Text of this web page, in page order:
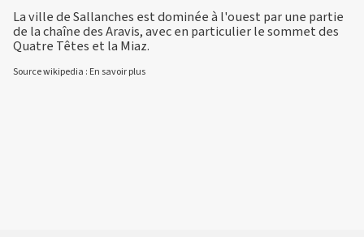
La ville de Sallanches est dominée à l'ouest par une partie
de la chaîne des Aravis, avec en particulier le sommet des
Quatre Têtes et la Miaz.
Source wikipedia : En savoir plus